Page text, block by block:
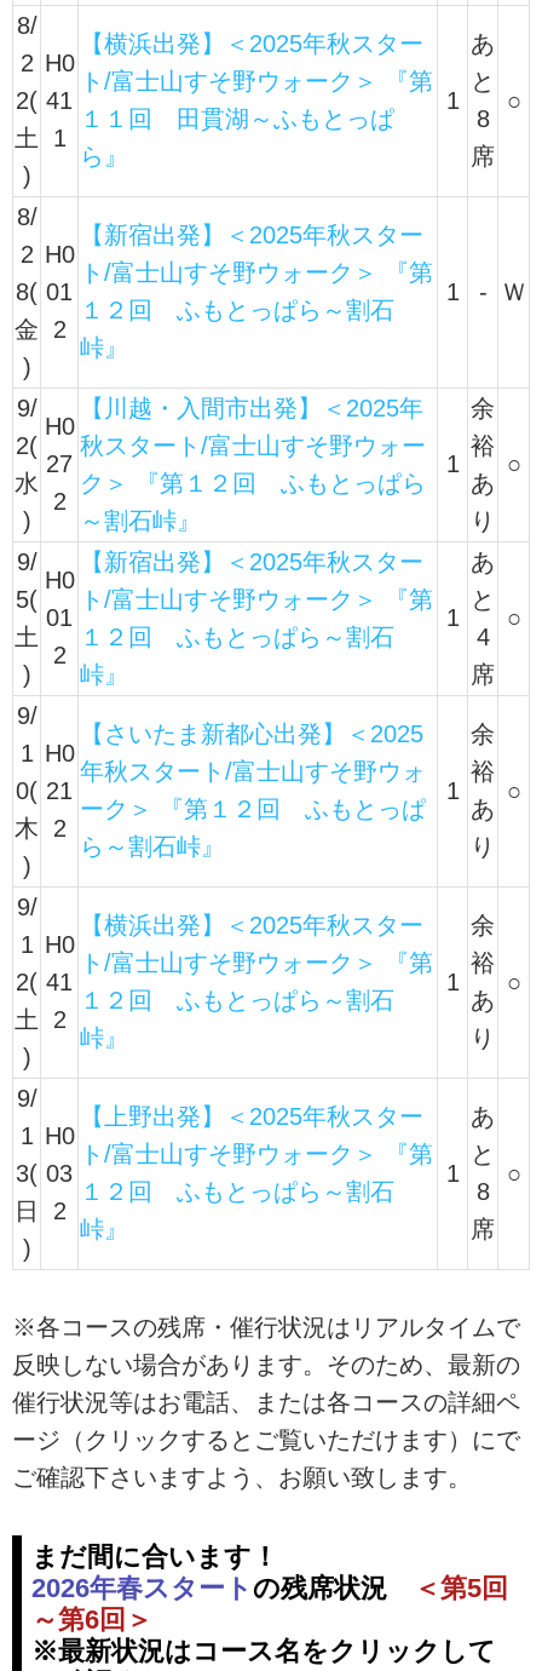
8/
2
2(
土
)
H0
41
1
【横浜出発】＜2025年秋スター
ト/富士山すそ野ウォーク＞ 『第
１１回 田貫湖～ふもとっぱ
ら』
1
あ
と
8
席
○
8/
2
8(
金
)
H0
01
2
【新宿出発】＜2025年秋スター
ト/富士山すそ野ウォーク＞ 『第
１２回 ふもとっぱら～割石
峠』
1 - Ｗ
9/
2(
水
)
H0
27
2
【川越・入間市出発】＜2025年
秋スタート/富士山すそ野ウォー
ク＞ 『第１２回 ふもとっぱら
～割石峠』
1
余
裕
あ
り
○
9/
5(
土
)
H0
01
2
【新宿出発】＜2025年秋スター
ト/富士山すそ野ウォーク＞ 『第
１２回 ふもとっぱら～割石
峠』
1
あ
と
4
席
○
9/
1
0(
木
)
H0
21
2
【さいたま新都心出発】＜2025
年秋スタート/富士山すそ野ウォ
ーク＞ 『第１２回 ふもとっぱ
ら～割石峠』
1
余
裕
あ
り
○
9/
1
2(
土
)
H0
41
2
【横浜出発】＜2025年秋スター
ト/富士山すそ野ウォーク＞ 『第
１２回 ふもとっぱら～割石
峠』
1
余
裕
あ
り
○
9/
1
3(
日
)
H0
03
2
【上野出発】＜2025年秋スター
ト/富士山すそ野ウォーク＞ 『第
１２回 ふもとっぱら～割石
峠』
1
あ
と
8
席
○
※各コースの残席・催行状況はリアルタイムで
反映しない場合があります。そのため、最新の
催行状況等はお電話、または各コースの詳細ペ
ージ（クリックするとご覧いただけます）にで
ご確認下さいますよう、お願い致します。
まだ間に合います！
2026年春スタート の残席状況
＜第5回
～第6回＞
※最新状況はコース名をクリックして